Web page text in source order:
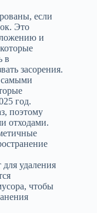
если
Это
и
в
засорения.
самыми
год.
поэтому
отходами.
удаления
чтобы